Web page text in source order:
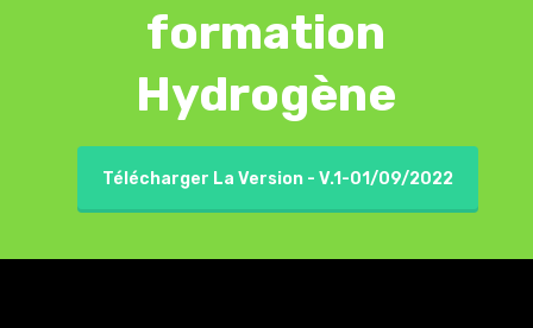
formation
Hydrogène
Télécharger La Version - V.1-01/09/2022